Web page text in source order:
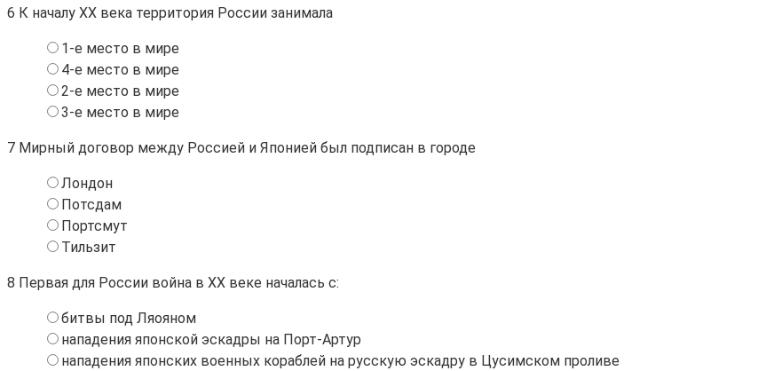
6 К началу ХХ века территория России занимала
1-е место в мире
4-е место в мире
2-е место в мире
3-е место в мире
7 Мирный договор между Россией и Японией был подписан в городе
Лондон
Потсдам
Портсмут
Тильзит
8 Первая для России война в XX веке началась с:
битвы под Ляояном
нападения японской эскадры на Порт-Артур
нападения японских военных кораблей на русскую эскадру в Цусимском проливе